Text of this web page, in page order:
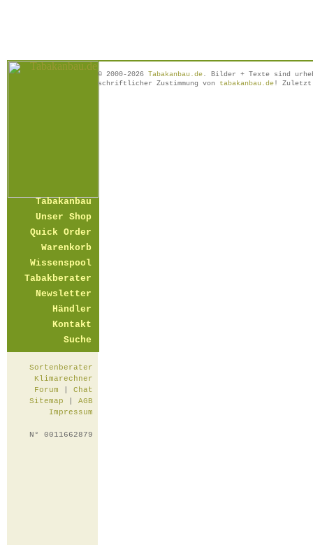
Tabakanbau
Unser Shop
Quick Order
Warenkorb
Wissenspool
Tabakberater
Newsletter
Händler
Kontakt
Suche
Sortenberater
Klimarechner
Forum
Chat
Sitemap
AGB
Impressum
N° 0011662879
© 2000-2026 Tabakanbau.de. Bilder + Texte sind
schriftlicher Zustimmung von tabakanbau.de! Zuletzt